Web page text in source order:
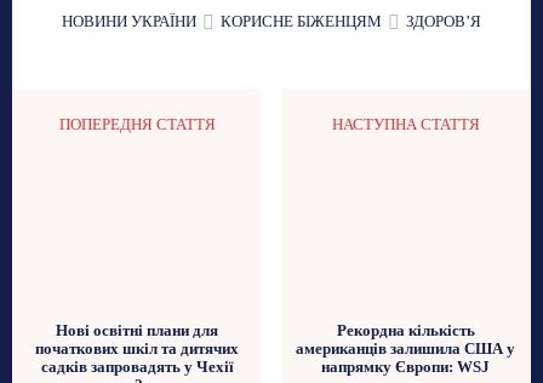
НОВИНИ УКРАЇНИ
КОРИСНЕ БІЖЕНЦЯМ ЗДОРОВʼЯ
ПОПЕРЕДНЯ СТАТТЯ
Нові освітні плани для
початкових шкіл та дитячих
садків запровадять у Чехії
НАСТУПНА СТАТТЯ
Рекордна кількість
американців залишила США у
напрямку Європи: WSJ